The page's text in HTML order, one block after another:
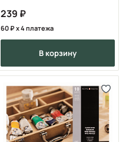
239
60 x 4 платежа
в корзину